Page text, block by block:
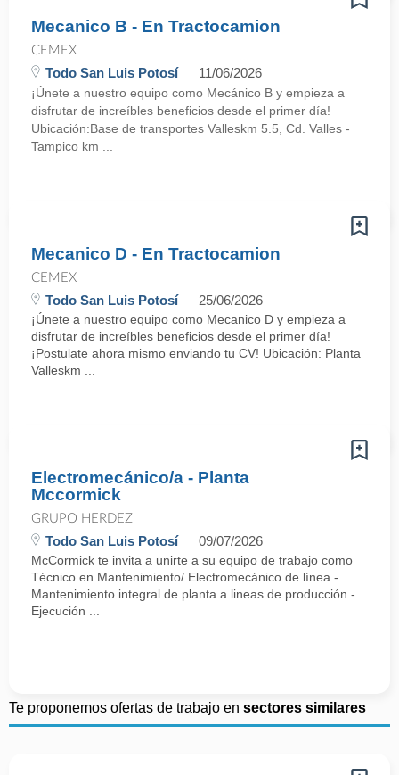
Mecanico B - En Tractocamion
CEMEX
Todo San Luis Potosí 11/06/2026
¡Únete a nuestro equipo como Mecánico B y empieza a
disfrutar de increíbles beneficios desde el primer día!
Ubicación:Base de transportes Valleskm 5.5, Cd. Valles -
Tampico km ...
Mecanico D - En Tractocamion
CEMEX
Todo San Luis Potosí 25/06/2026
¡Únete a nuestro equipo como Mecanico D y empieza a
disfrutar de increíbles beneficios desde el primer día!
¡Postulate ahora mismo enviando tu CV! Ubicación: Planta
Valleskm ...
Electromecánico/a - Planta
Mccormick
GRUPO HERDEZ
Todo San Luis Potosí 09/07/2026
McCormick te invita a unirte a su equipo de trabajo como
Técnico en Mantenimiento/ Electromecánico de línea.-
Mantenimiento integral de planta a lineas de producción.-
Ejecución ...
Te proponemos ofertas de trabajo en sectores similares